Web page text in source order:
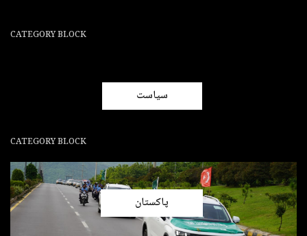
CATEGORY BLOCK
سیاست
CATEGORY BLOCK
پاکستان